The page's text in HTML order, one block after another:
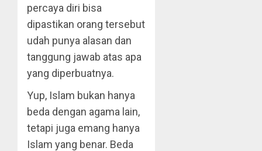
percaya diri bisa
dipastikan orang tersebut
udah punya alasan dan
tanggung jawab atas apa
yang diperbuatnya.
Yup, Islam bukan hanya
beda dengan agama lain,
tetapi juga emang hanya
Islam yang benar. Beda